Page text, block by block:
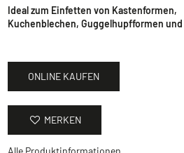
Ideal zum Einfetten von Kastenformen,
Kuchenblechen, Guggelhupfformen
ONLINE KAUFEN
MERKEN
Alle Produktinformationen